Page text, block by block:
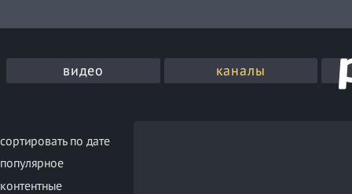
видео каналы
сортировать по дате
популярное
контентные